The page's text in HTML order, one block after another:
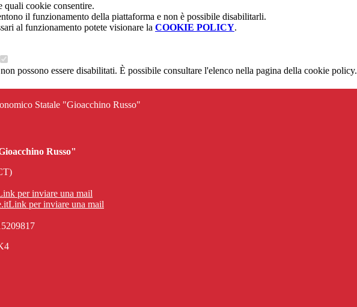
quali cookie consentire.
il funzionamento della piattaforma e non è possibile disabilitarli.
al funzionamento potete visionare la COOKIE POLICY.
possono essere disabilitati. È possibile consultare l'elenco nella pagina della cookie policy.
Statale "Gioacchino Russo"
Russo"
per inviare una mail
Link per inviare una mail